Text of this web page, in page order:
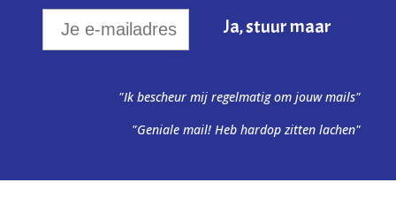
"Ik bescheur mij regelmatig om jouw mails"
"Geniale mail! Heb hardop zitten lachen"